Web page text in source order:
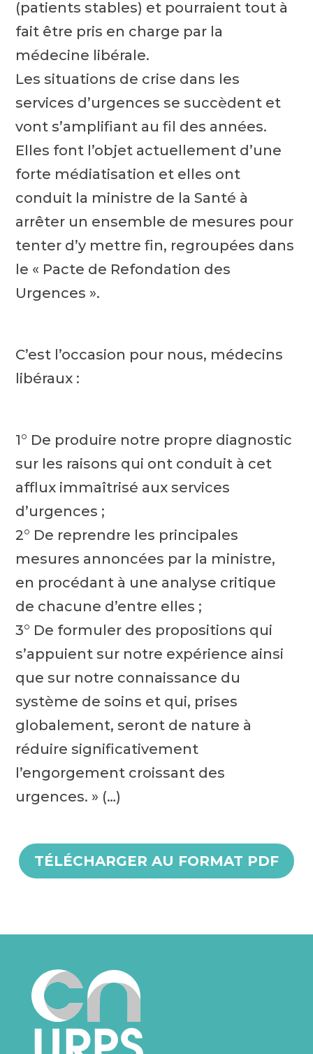
(patients stables) et pourraient tout à
fait être pris en charge par la
médecine libérale.
Les situations de crise dans les
services d’urgences se succèdent et
vont s’amplifiant au fil des années.
Elles font l’objet actuellement d’une
forte médiatisation et elles ont
conduit la ministre de la Santé à
arrêter un ensemble de mesures pour
tenter d’y mettre fin, regroupées dans
le « Pacte de Refondation des
Urgences ».
C’est l’occasion pour nous, médecins
libéraux :
1° De produire notre propre diagnostic
sur les raisons qui ont conduit à cet
afflux immaîtrisé aux services
d’urgences ;
2° De reprendre les principales
mesures annoncées par la ministre,
en procédant à une analyse critique
de chacune d’entre elles ;
3° De formuler des propositions qui
s’appuient sur notre expérience ainsi
que sur notre connaissance du
système de soins et qui, prises
globalement, seront de nature à
réduire significativement
l’engorgement croissant des
urgences. » (…)
TÉLÉCHARGER AU FORMAT PDF